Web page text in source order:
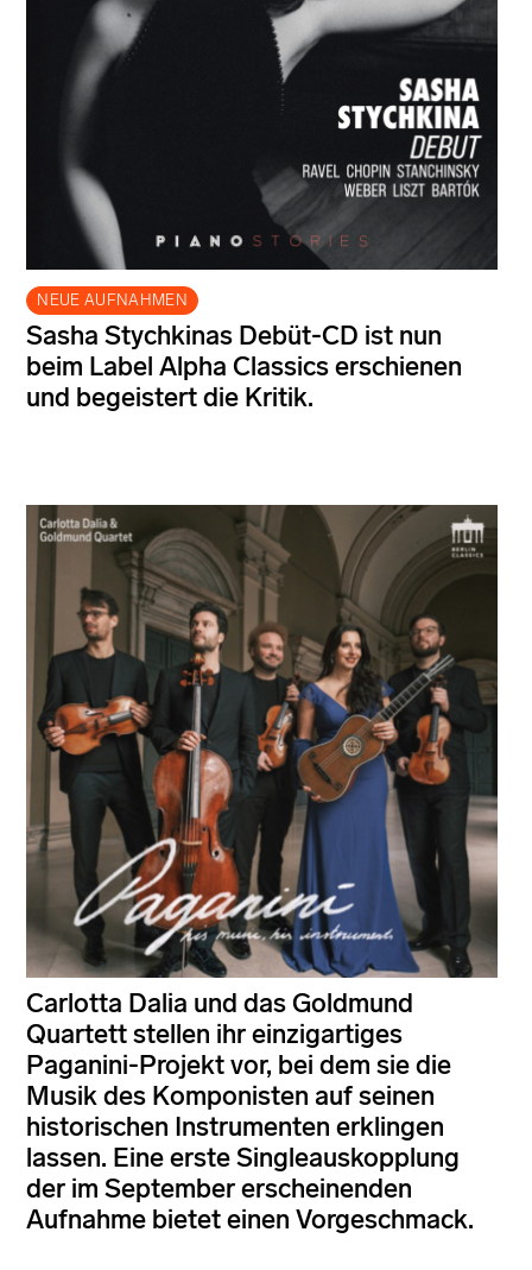
NEUE AUFNAHMEN
Sasha Stychkinas Debüt-CD ist nun
beim Label Alpha Classics erschienen
und begeistert die Kritik.
Carlotta Dalia und das Goldmund
Quartett stellen ihr einzigartiges
Paganini-Projekt vor, bei dem sie die
Musik des Komponisten auf seinen
historischen Instrumenten erklingen
lassen. Eine erste Singleauskopplung
der im September erscheinenden
Aufnahme bietet einen Vorgeschmack.